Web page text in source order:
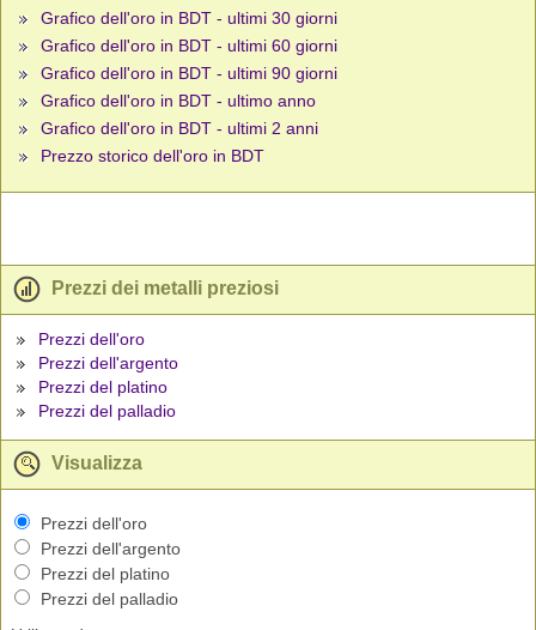
Grafico dell'oro in BDT - ultimi 30 giorni
Grafico dell'oro in BDT - ultimi 60 giorni
Grafico dell'oro in BDT - ultimi 90 giorni
Grafico dell'oro in BDT - ultimo anno
Grafico dell'oro in BDT - ultimi 2 anni
Prezzo storico dell'oro in BDT
Prezzi dei metalli preziosi
Prezzi dell'oro
Prezzi dell'argento
Prezzi del platino
Prezzi del palladio
Visualizza
Prezzi dell'oro
Prezzi dell'argento
Prezzi del platino
Prezzi del palladio